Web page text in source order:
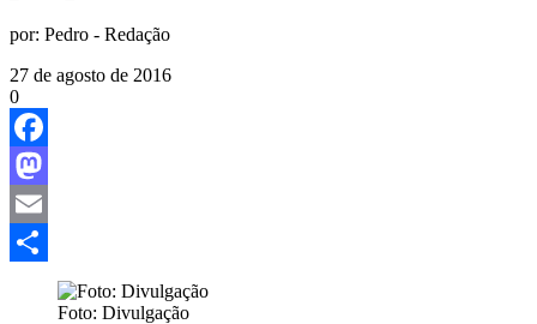
por: Pedro - Redação
27 de agosto de 2016
0
Facebook
Mastodon
Email
Foto: Divulgação